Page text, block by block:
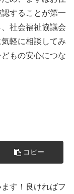
することが第一
社会福祉協議会
軽に相談してみ
もの安心につな
コピー
す！良ければフ